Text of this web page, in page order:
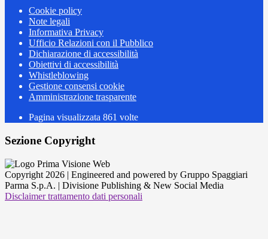
Cookie policy
Note legali
Informativa Privacy
Ufficio Relazioni con il Pubblico
Dichiarazione di accessibilità
Obiettivi di accessibilità
Whistleblowing
Gestione consensi cookie
Amministrazione trasparente
Pagina visualizzata 861 volte
Sezione Copyright
Copyright 2026 | Engineered and powered by Gruppo Spaggiari
Parma S.p.A. | Divisione Publishing & New Social Media
Disclaimer trattamento dati personali